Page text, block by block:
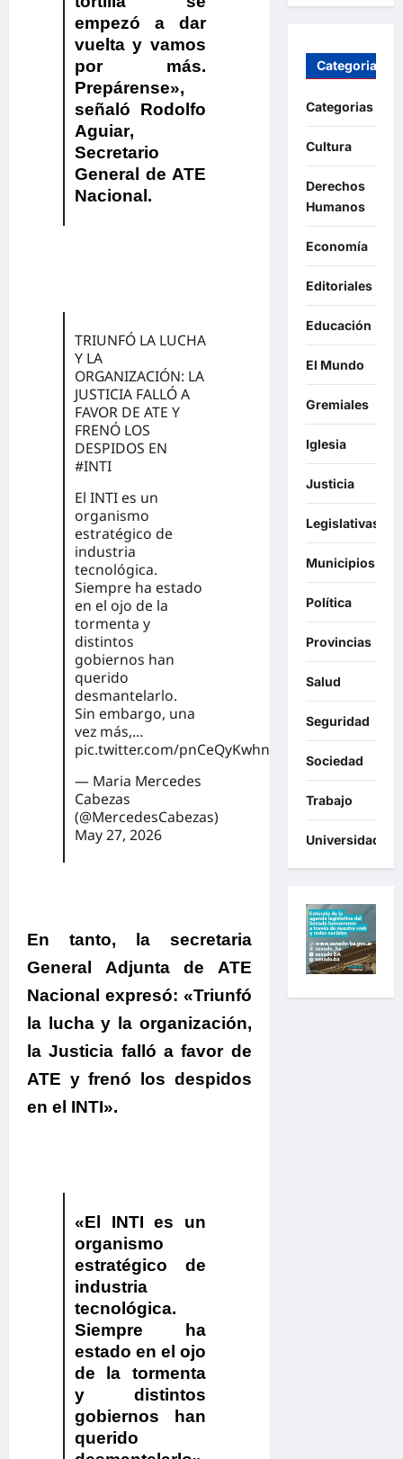
empezó a dar
vuelta y vamos
por más.
Prepárense»,
señaló Rodolfo
Aguiar,
Secretario
General de ATE
Nacional.
TRIUNFÓ LA LUCHA
Y LA
ORGANIZACIÓN: LA
JUSTICIA FALLÓ A
FAVOR DE ATE Y
FRENÓ LOS
DESPIDOS EN
#INTI
El INTI es un
organismo
estratégico de
industria
tecnológica.
Siempre ha estado
en el ojo de la
tormenta y
distintos
gobiernos han
querido
desmantelarlo.
Sin embargo, una
vez más,…
pic.twitter.com/pnCeQyKwhn
— Maria Mercedes
Cabezas
(@MercedesCabezas)
May 27, 2026
En tanto, la secretaria
General Adjunta de ATE
Nacional expresó: «Triunfó
la lucha y la organización,
la Justicia falló a favor de
ATE y frenó los despidos
en el INTI».
«El INTI es un
organismo
estratégico de
industria
tecnológica.
Siempre ha
estado en el ojo
de la tormenta
y distintos
gobiernos han
querido
Categorias
Categorias
Cultura
Derechos
Humanos
Economía
Editoriales
Educación
El Mundo
Gremiales
Iglesia
Justicia
Legislativas
Municipios
Política
Provincias
Salud
Seguridad
Sociedad
Trabajo
Universidades